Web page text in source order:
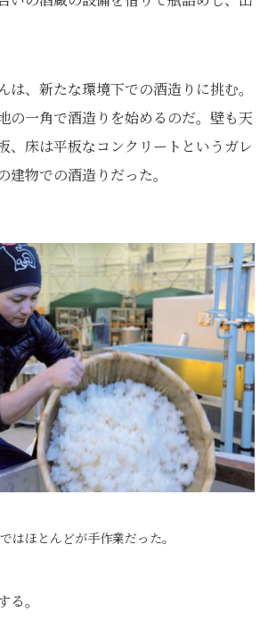
は、新たな環境下での酒造りに挑む。
の一角で酒造りを始めるのだ。壁も天
、床は平板なコンクリートというガレ
建物での酒造りだった。
はほとんどが手作業だった。
。